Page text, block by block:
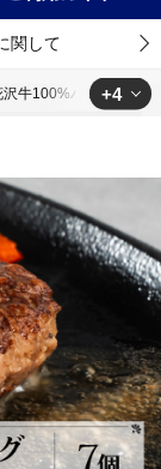
関して
沢牛100%ハンバーグ
ハンバーグ
100%ハンバーグ
簡易包装】尾花沢牛
+4